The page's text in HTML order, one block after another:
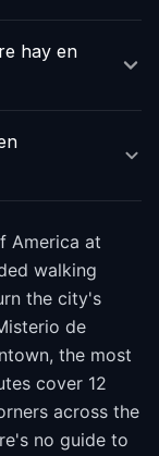
hay en
America at
walking
the city's
de
the most
cover 12
across the
no guide to